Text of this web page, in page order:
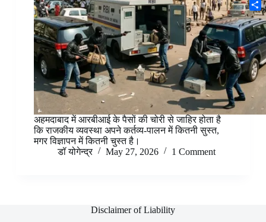
अहमदाबाद में आरबीआई के पैसों की चोरी से जाहिर होता है
कि राजकीय व्यवस्था अपने कर्तव्य-पालन में कितनी सुस्त,
मगर विज्ञापन में कितनी चुस्त है।
डॉ योगेन्द्र
May 27, 2026 1 Comment
Disclaimer of Liability
I
n
o
a
r
d
s
e
n
g
e
r
l
e
g
r
a
m
S
h
a
r
e